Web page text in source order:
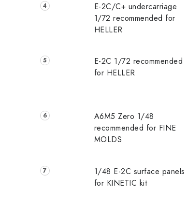
E-2C/C+ undercarriage
1/72 recommended for
HELLER
E-2C 1/72 recommended
for HELLER
A6M5 Zero 1/48
recommended for FINE
MOLDS
1/48 E-2C surface panels
for KINETIC kit